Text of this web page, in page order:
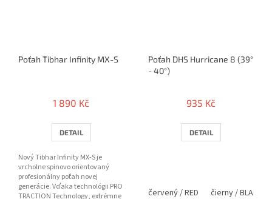
Poťah Tibhar Infinity MX-S
1 890 Kč
DETAIL
Nový Tibhar Infinity MX-S je
vrcholne spinovo orientovaný
profesionálny poťah novej
generácie. Vďaka technológii PRO
TRACTION Technology, extrémne
Poťah DHS Hurricane 8 (39°
- 40°)
935 Kč
DETAIL
červený / RED čierny / BLACK